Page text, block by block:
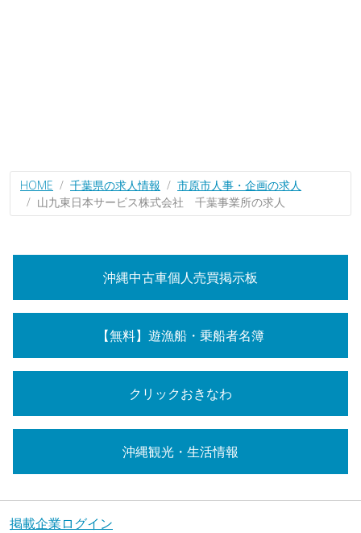
HOME 千葉県の求人情報
市原市人事・企画の求人
山九東日本サービス株式会社 千葉事業所の求人
沖縄中古車個人売買掲示板
【無料】遊漁船・乗船者名簿
クリックおきなわ
沖縄観光・生活情報
掲載企業ログイン